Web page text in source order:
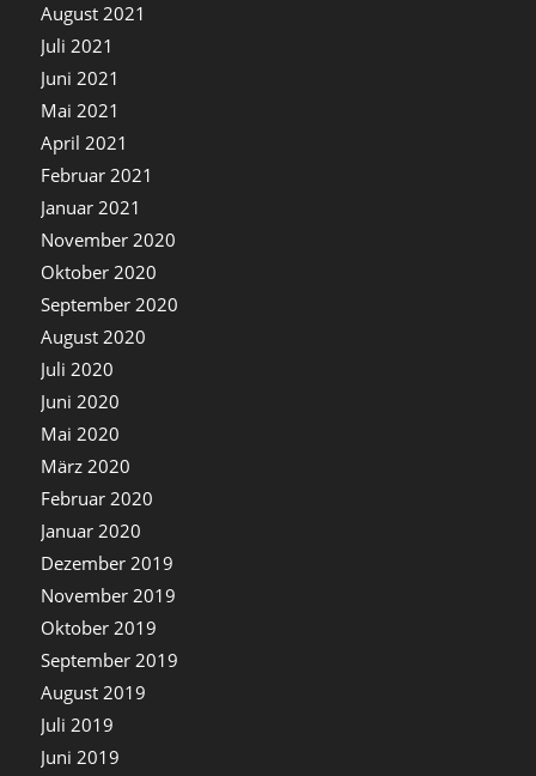
August 2021
Juli 2021
Juni 2021
Mai 2021
April 2021
Februar 2021
Januar 2021
November 2020
Oktober 2020
September 2020
August 2020
Juli 2020
Juni 2020
Mai 2020
März 2020
Februar 2020
Januar 2020
Dezember 2019
November 2019
Oktober 2019
September 2019
August 2019
Juli 2019
Juni 2019